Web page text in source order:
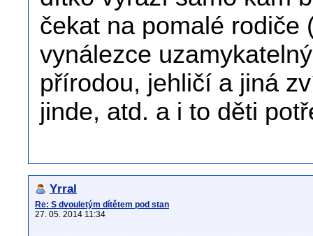
čekat na pomalé rodiče
vynálezce
přírodou, jehličí a jiná
jinde, atd. a i to děti
Yrral
Re: S dvouletým dítětem pod stan
27. 05. 2014 11:34